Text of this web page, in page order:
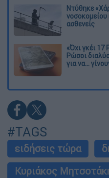
Ντύθηκε
νοσοκομείου
ασθενείς
«Όχι γκέι 17
Ρώσοι
για να...
#TAGS
ειδήσεις τώρα
Κυριάκος